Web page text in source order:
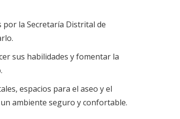
por la Secretaría Distrital de
sus habilidades y fomentar la
espacios para el aseo y el
ambiente seguro y confortable.